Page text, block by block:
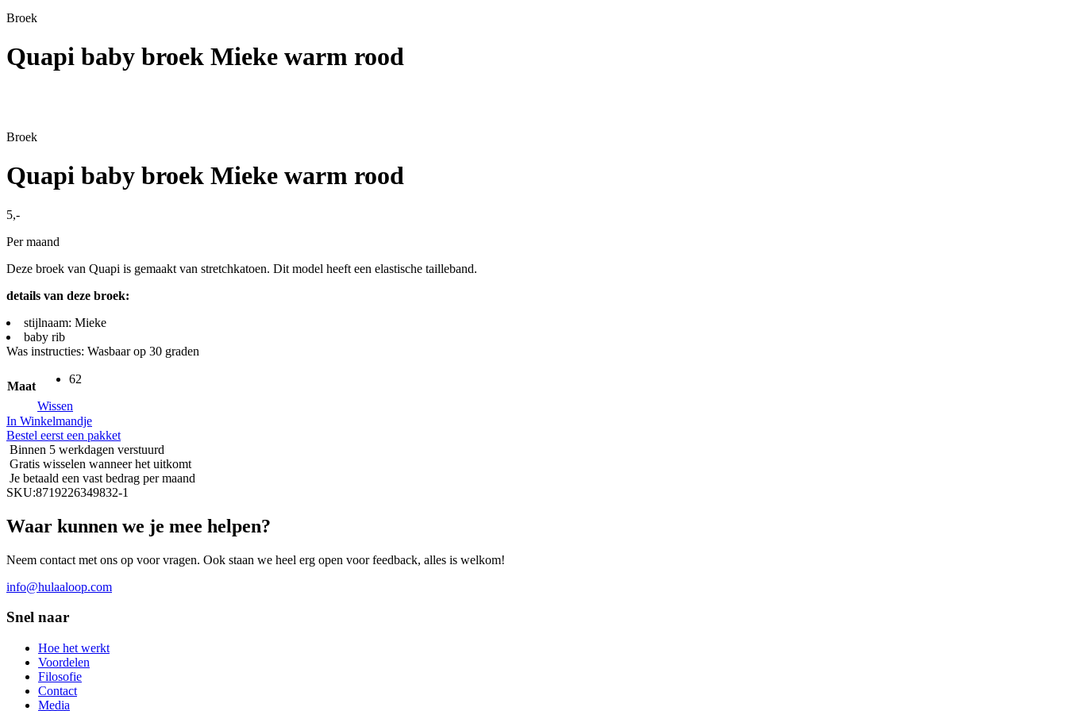
Broek
Quapi baby broek Mieke warm rood
Broek
Quapi baby broek Mieke warm rood
5,-
Per maand
Deze broek van Quapi is gemaakt van stretchkatoen. Dit model heeft een elastische tailleband.
details van deze broek:
stijlnaam: Mieke
baby rib
Was instructies: Wasbaar op 30 graden
Maat
62
Wissen
In Winkelmandje
Bestel eerst een pakket
Binnen 5 werkdagen verstuurd
Gratis wisselen wanneer het uitkomt
Je betaald een vast bedrag per maand
SKU:8719226349832-1
Waar kunnen we je mee helpen?
Neem contact met ons op voor vragen. Ook staan we heel erg open voor feedback, alles is welkom!
info@hulaaloop.com
Snel naar
Hoe het werkt
Voordelen
Filosofie
Contact
Media